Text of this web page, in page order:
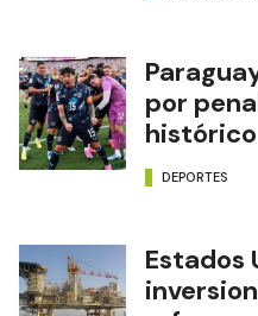
por
histórico
DEPORTES
Estados